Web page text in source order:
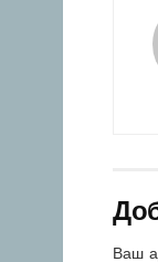
Ваш